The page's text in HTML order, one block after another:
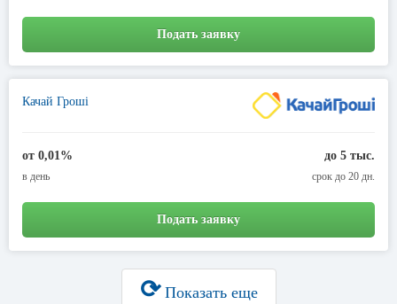
Подать заявку
Качай Гроші
от 0,01%
в день
до 5 тыс.
срок до 20 дн.
Подать заявку
⟳Показать еще